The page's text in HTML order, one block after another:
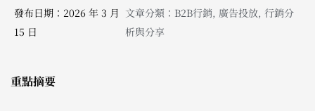
發布日期：2026 年 3 月
15 日
文章分類： B2B行銷, 廣告投放, 行銷分
析與分享
重點摘要